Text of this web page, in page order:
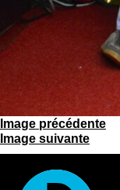
Image précédente
Image suivante